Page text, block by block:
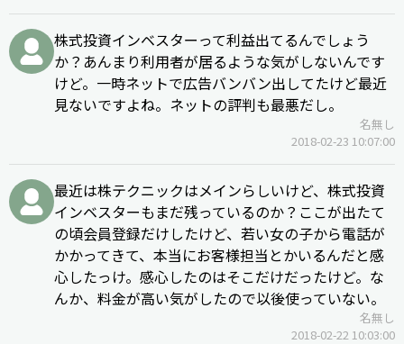
株式投資インベスターって利益出てるんでしょう
か？あんまり利用者が居るような気がしないんです
けど。一時ネットで広告バンバン出してたけど最近
見ないですよね。ネットの評判も最悪だし。
名無し
2018-02-23 10:07:00
最近は株テクニックはメインらしいけど、株式投資
インベスターもまだ残っているのか？ここが出たて
の頃会員登録だけしたけど、若い女の子から電話が
かかってきて、本当にお客様担当とかいるんだと感
心したっけ。感心したのはそこだけだったけど。な
んか、料金が高い気がしたので以後使っていない。
名無し
2018-02-22 10:03:00